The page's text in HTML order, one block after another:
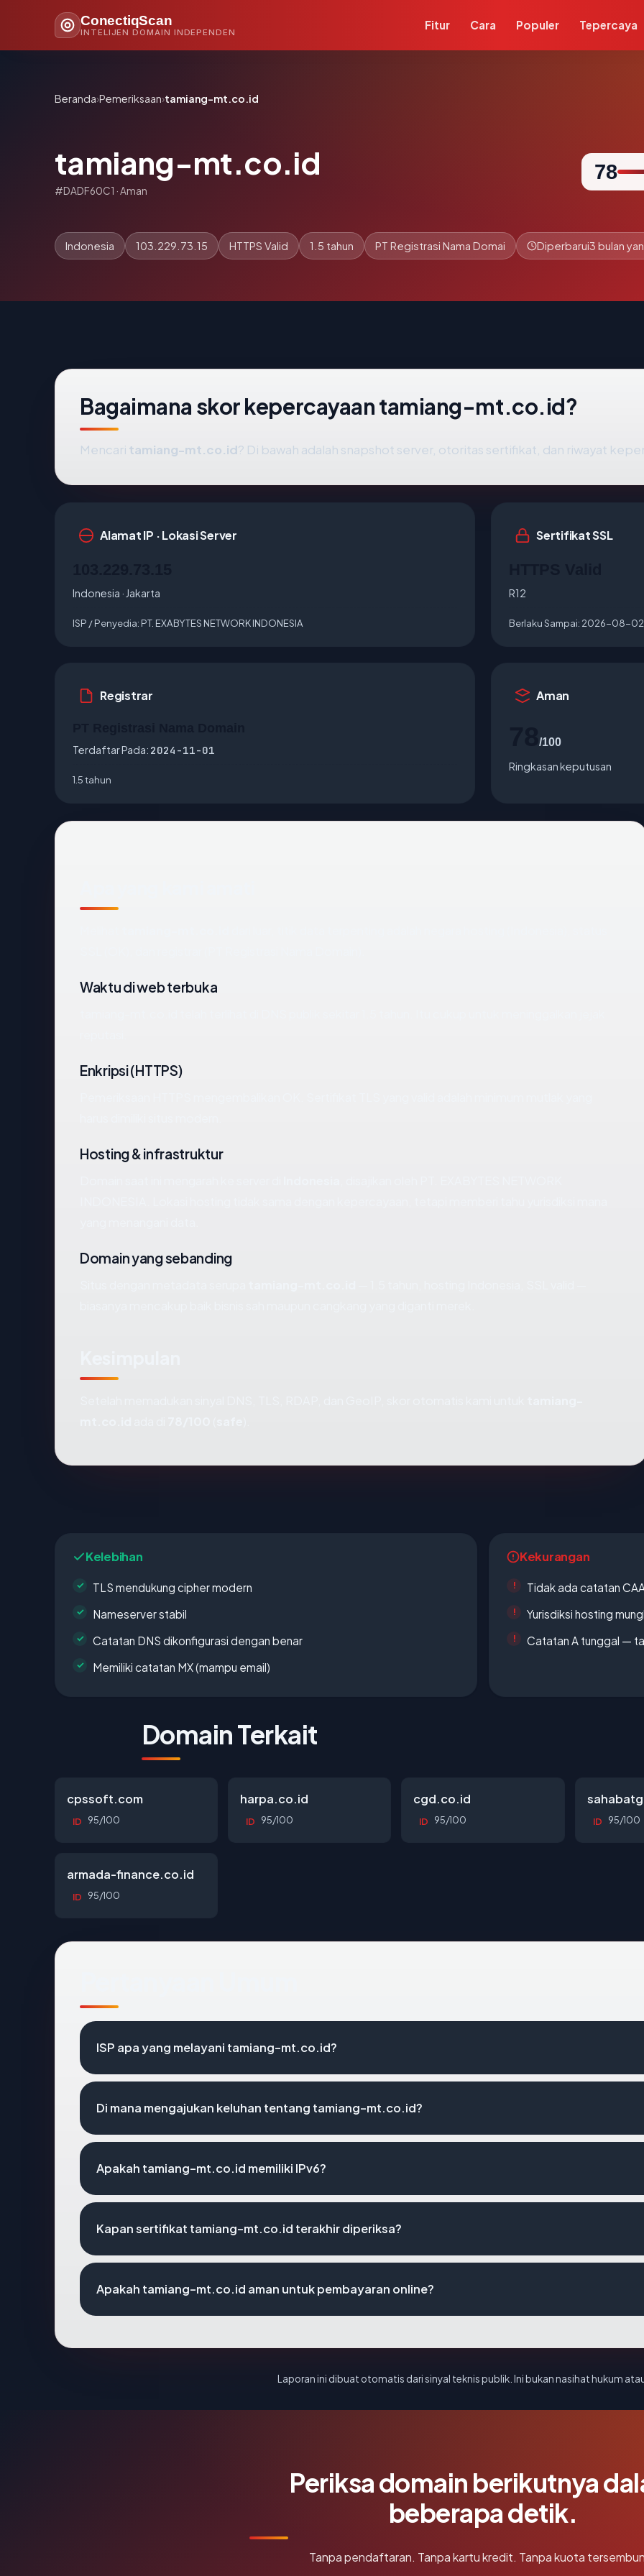
ConectiqScan
INTELIJEN DOMAIN INDEPENDEN
Fitur Cara Populer Tepercaya
Beranda›Pemeriksaan›tamiang-mt.co.id
tamiang-mt.co.id
#DADF60C1 · Aman
78
Indonesia 103.229.73.15 HTTPS Valid 1.5 tahun PT Registrasi Nama Domai Diperbarui3 bulan
Bagaimana skor kepercayaan tamiang-mt.co.id?
Mencari tamiang-mt.co.id? Di bawah adalah snapshot server, otoritas sertifikat, dan riwayat
Alamat IP · Lokasi Server
Indonesia · Jakarta
ISP / Penyedia: PT. EXABYTES NETWORK INDONESIA
Sertifikat SSL
R12
Berlaku Sampai: 2026-08-02
Registrar
Terdaftar Pada: 2024-11-01
1.5 tahun
Aman
/100
Ringkasan keputusan
Waktu di web terbuka
Enkripsi (HTTPS)
Hosting & infrastruktur
Domain yang sebanding
Kelebihan
TLS mendukung cipher modern
Nameserver stabil
Catatan DNS dikonfigurasi dengan benar
Memiliki catatan MX (mampu email)
Kekurangan
Tidak ada catatan
Yurisdiksi hosting
Catatan A tunggal —
Domain Terkait
cpssoft.com
ID 95/100
harpa.co.id
ID 95/100
cgd.co.id
ID 95/100 ID 95/100
armada-finance.co.id
ID 95/100
ISP apa yang melayani tamiang-mt.co.id?
Di mana mengajukan keluhan tentang tamiang-mt.co.id?
Apakah tamiang-mt.co.id memiliki IPv6?
Kapan sertifikat tamiang-mt.co.id terakhir diperiksa?
Apakah tamiang-mt.co.id aman untuk pembayaran online?
Laporan ini dibuat otomatis dari sinyal teknis publik. Ini bukan nasihat hukum
Periksa domain berikutnya
beberapa detik.
Tanpa pendaftaran. Tanpa kartu kredit. Tanpa kuota